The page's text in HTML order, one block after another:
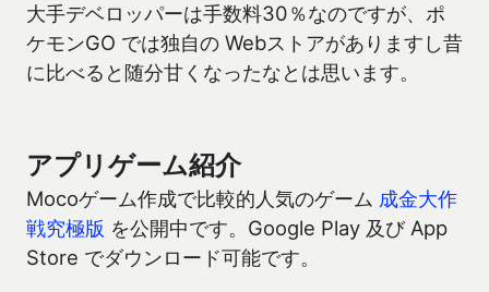
大手デベロッパーは手数料30％なのですが、ポ
ケモンGO では独自の Webストアがありますし昔
に比べると随分甘くなったなとは思います。
アプリゲーム紹介
Mocoゲーム作成で比較的人気のゲーム 成金大作
戦究極版 を公開中です。Google Play 及び App
Store でダウンロード可能です。